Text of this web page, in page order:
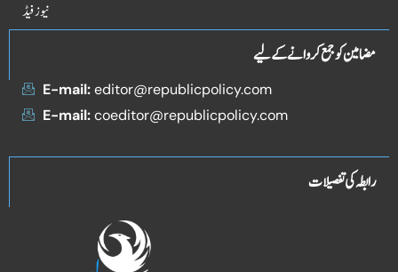
نیوز فیڈ
مضامین کو جمع کروانے کے لیے
E-mail:editor@republicpolicy.com
E-mail:coeditor@republicpolicy.com
رابطہ کی تفصیلات